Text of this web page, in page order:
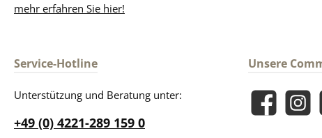
mehr erfahren Sie hier!
Service-Hotline
Unterstützung und Beratung unter:
+49 (0) 4221-289 159 0
Unsere
Facebook